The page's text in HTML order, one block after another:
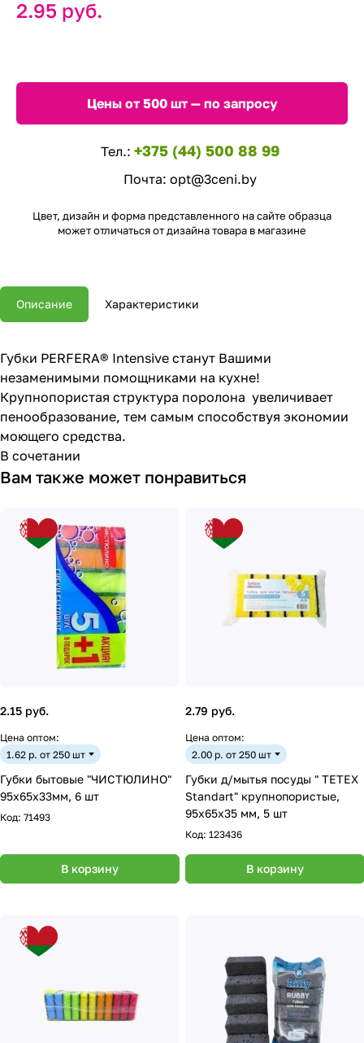
2.95 руб.
Цены от 500 шт — по запросу
Тел.: +375 (44) 500 88 99
Почта: opt@3ceni.by
Цвет, дизайн и форма представленного на сайте образца
может отличаться от дизайна товара в магазине
Описание Характеристики
Губки PERFERA® Intensive станут Вашими
незаменимыми помощниками на кухне!
Крупнопористая структура поролона увеличивает
пенообразование, тем самым способствуя экономии
моющего средства.
В сочетании
Вам также может понравиться
2.15 руб.
Цена оптом:
1.62 р. от 250 шт
Губки бытовые "ЧИСТЮЛИНО"
95х65х33мм, 6 шт
Код: 71493
В корзину
2.79 руб.
Цена оптом:
2.00 р. от 250 шт
Губки д/мытья посуды " TETEX
Standart" крупнопористые,
95х65х35 мм, 5 шт
Код: 123436
В корзину